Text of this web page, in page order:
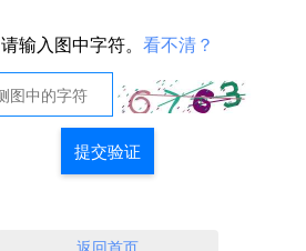
请输入图中字符。 看不清？
提交验证
返回首页